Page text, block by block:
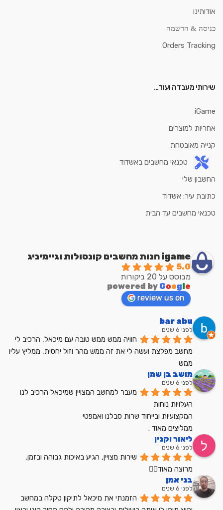
אודותינו
כניסה & הרשמה
Orders Tracking
שירותי מעבדה ועוד…
iGame
אחריות למוצרים
קנייה מאובטחת
טכנאי מחשבים באשדוד
החשבון שלי
כתובת עיר: אשדוד
טכנאי מחשבים עד הבית
igame חנות מחשבים קונסולות וגיימיניג
5.0
מבוסס על 20 ביקורות
powered by Google
review us on
bar abu
לפני 6 שנים
ממש
מושב בן שמן
לפני 6 שנים
מעבר למחשב המצויין שמיכאל הרכיב לנו
העלויות נוחות
המקצועיות ובייחוד שרות סבלנו ואמפטי
ממליצים מאוד .
ליאור וקנין
לפני 6 שנים
מרוצה מאוד👍🏼
בני אמן
לפני 6 שנים